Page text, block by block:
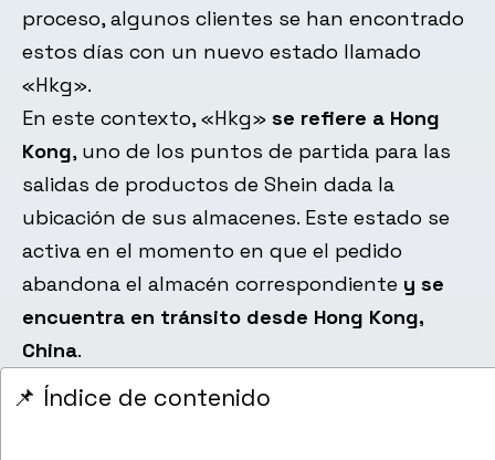
proceso, algunos clientes se han encontrado
estos días con un nuevo estado llamado
«Hkg».
En este contexto, «Hkg» se refiere a Hong
Kong, uno de los puntos de partida para las
salidas de productos de Shein dada la
ubicación de sus almacenes. Este estado se
activa en el momento en que el pedido
abandona el almacén correspondiente y se
encuentra en tránsito desde Hong Kong,
China.
📌 Índice de contenido